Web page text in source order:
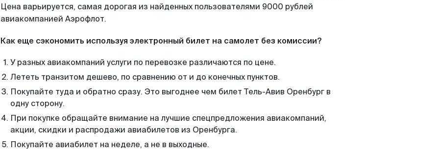
Цена варьируется, самая дорогая из найденных пользователями 9000 рублей
авиакомпанией Аэрофлот.
Как еще сэкономить используя электронный билет на самолет без комиссии?
У разных авиакомпаний услуги по перевозке различаются по цене.
Лететь транзитом дешево, по сравнению от и до конечных пунктов.
Покупайте туда и обратно сразу. Это выгоднее чем билет Тель-Авив Оренбург в
одну сторону.
При покупке обращайте внимание на лучшие спецпредложения авиакомпаний,
акции, скидки и распродажи авиабилетов из Оренбурга.
Покупайте авиабилет на неделе, а не в выходные.